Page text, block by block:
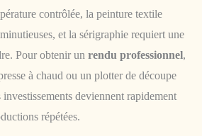
contrôlée, la peinture textile
et la sérigraphie requiert une
Pour obtenir un rendu professionnel,
à chaud ou un plotter de découpe
deviennent rapidement
répétées.